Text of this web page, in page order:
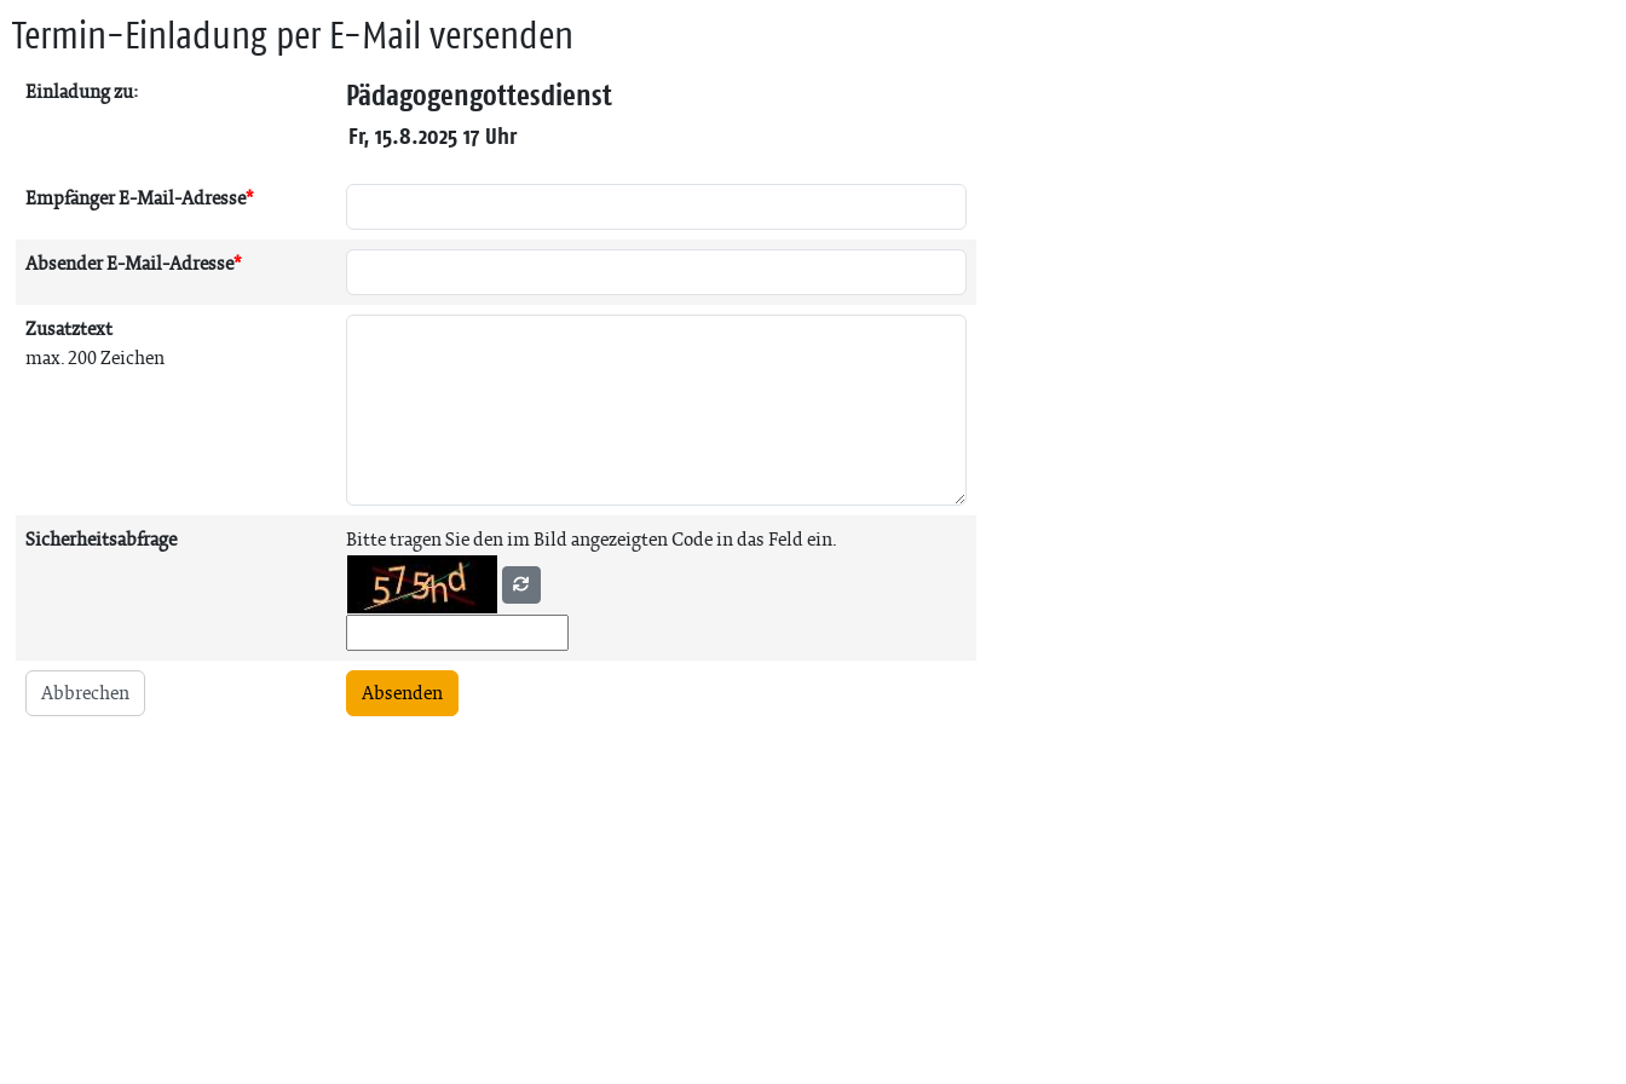
Termin-Einladung per E-Mail versenden
Einladung zu: Pädagogengottesdienst
Fr, 15.8.2025 17 Uhr
Empfänger E-Mail-Adresse*
Absender E-Mail-Adresse*
Zusatztext
max. 200 Zeichen
Sicherheitsabfrage Bitte tragen Sie den im Bild angezeigten Code in das Feld ein.
Abbrechen Absenden